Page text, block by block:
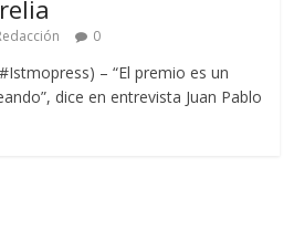
0
– “El premio es un
dice en entrevista Juan Pablo